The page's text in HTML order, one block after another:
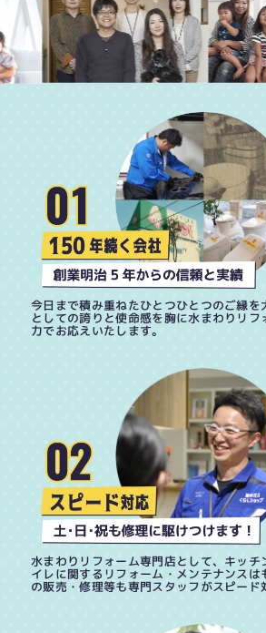
今日まで積み重ねたひとつひとつのご縁
としての誇りと使命感を胸に水まわりリ
力でお応えいたします。
水まわりリフォーム専門店として、キッチ
イレに関するリフォーム・メンテナンス
の販売・修理等も専門スタッフがスピード